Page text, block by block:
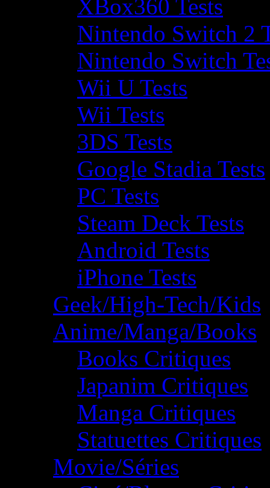
XBox360 Tests
Nintendo Switch 2
Nintendo Switch
Wii U Tests
Wii Tests
3DS Tests
Google Stadia Tests
PC Tests
Steam Deck Tests
Android Tests
iPhone Tests
Geek/High-Tech/Kids
Anime/Manga/Books
Books Critiques
Japanim Critiques
Manga Critiques
Statuettes Critiques
Movie/Séries